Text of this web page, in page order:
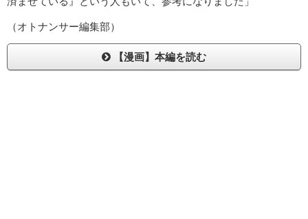
（オトナンサー編集部）
【漫画】本編を読む